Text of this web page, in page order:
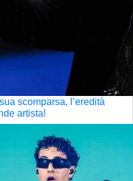
scomparsa, l’eredità
artista!